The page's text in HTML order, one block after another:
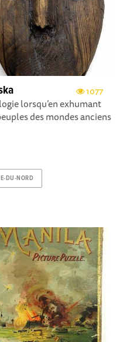
1077
lorsqu’en exhumant
des mondes anciens
DU-NORD